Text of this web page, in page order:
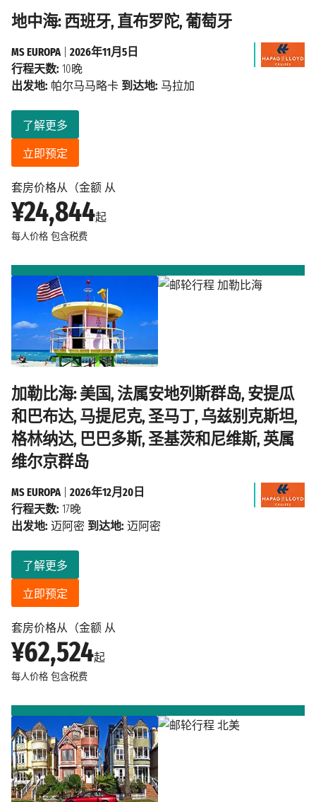
地中海: 西班牙, 直布罗陀, 葡萄牙
套房价格从（金额 从
¥24,844起
每人价格 包含税费
了解更多
立即预定
MS EUROPA
2026年11月5日
行程天数: 10晚
出发地: 帕尔马马略卡 到达地: 马拉加
加勒比海: 美国, 法属安地列斯群岛, 安提瓜
和巴布达, 马提尼克, 圣马丁, 乌兹别克斯坦,
格林纳达, 巴巴多斯, 圣基茨和尼维斯, 英属
维尔京群岛
套房价格从（金额 从
¥62,524起
每人价格 包含税费
了解更多
立即预定
MS EUROPA| 2026年12月20日
行程天数: 17晚
出发地: 迈阿密 到达地: 迈阿密